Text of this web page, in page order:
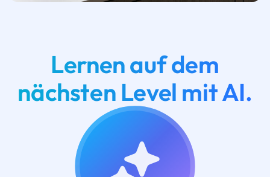
Lernen auf dem
nächsten Level mit AI.